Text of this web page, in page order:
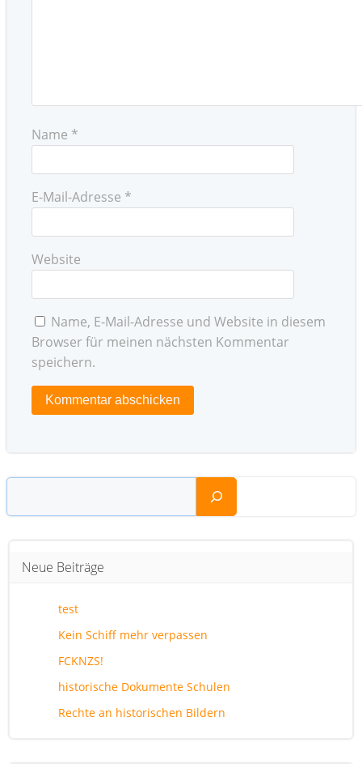
Name *
E-Mail-Adresse *
Website
Name, E-Mail-Adresse und Website in diesem
Browser für meinen nächsten Kommentar
speichern.
Suchen
Neue Beiträge
test
Kein Schiff mehr verpassen
FCKNZS!
historische Dokumente Schulen
Rechte an historischen Bildern